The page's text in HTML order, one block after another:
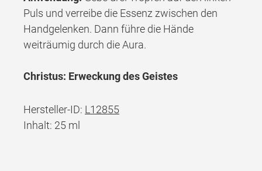
Puls und verreibe die Essenz zwischen den
Handgelenken. Dann führe die Hände
weiträumig durch die Aura.
Christus: Erweckung des Geistes
Hersteller-ID: L12855
Inhalt: 25 ml